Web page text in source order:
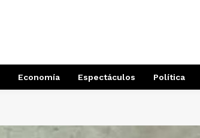
Economía Espectáculos Política